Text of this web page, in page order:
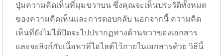
ปุ่มความคิดเห็นที่มุมขวาบน ซึ่งคุณจะเห็นประวัติทั้งหมด
ของความคิดเห็นและการตอบกลับ นอกจากนี้ ความคิด
เห็นที่ยังไม่ได้ปิดจะไปปรากฏทางด้านขวาของเอกสาร
และจะลิงก์กับเนื้อหาที่ไฮไลต์ไว้ภายในเอกสารด้วย วิธีนี้